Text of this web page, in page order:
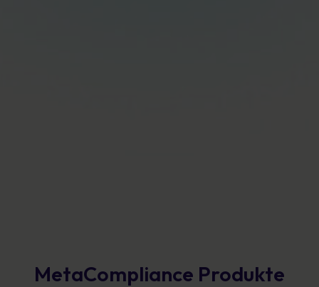
MetaCompliance Produkte